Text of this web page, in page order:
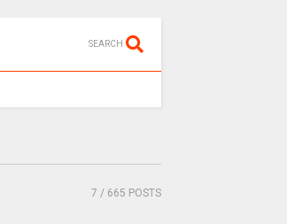
SEARCH
7 / 665 POSTS